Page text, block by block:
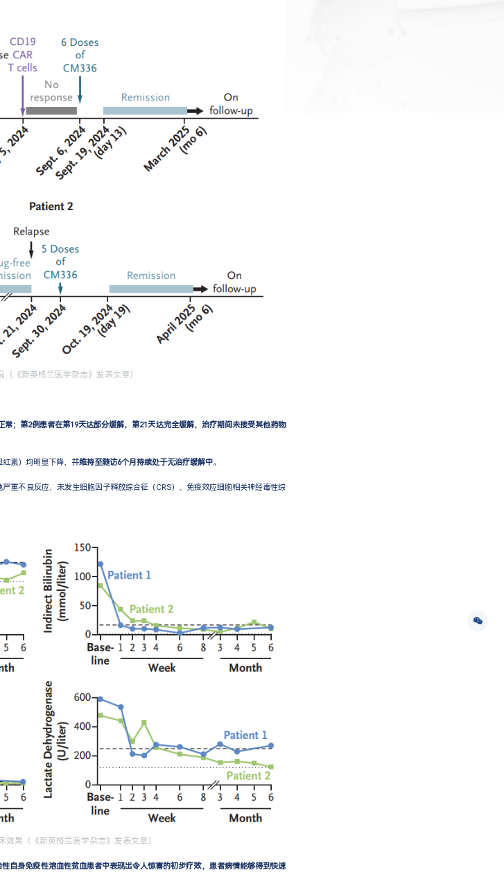
（《新英格兰医学杂志》发表文章）
；第2例患者在第19天达部分缓解，第21天达完全缓解，治疗期间未接受其他药物
素）均明显下降，并维持至随访6个月持续处于无治疗缓解中。
重不良反应，未发生细胞因子释放综合征（CRS）、免疫效应细胞相关神经毒性综
效果（《新英格兰医学杂志》发表文章）
自身免疫性溶血性贫血患者中表现出令人惊喜的初步疗效，患者病情能够得到快速